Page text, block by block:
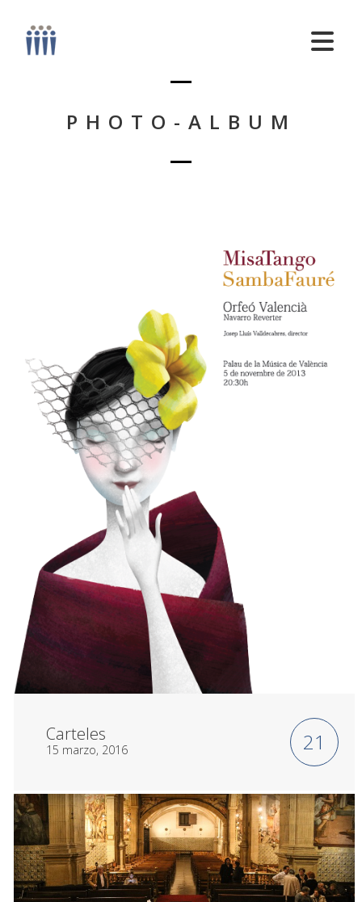
PHOTO-ALBUM
Carteles
15 marzo, 2016 21